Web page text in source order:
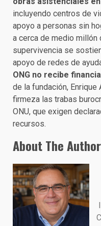
incluyendo centros de
apoyo a personas sin
a cerca de medio millón
supervivencia se
apoyo de redes de
ONG no recibe
de la fundación, Enrique
firmeza las trabas
ONU, que exigen
recursos.
About The Author